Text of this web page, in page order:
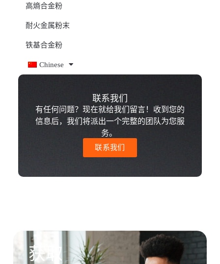
高熵合金粉
耐火金属粉末
铁基合金粉
Chinese
联系我们
有任何问题？现在就给我们留言！收到您的
信息后，我们将派出一个完整的团队为您服
务。
联系我们
获取